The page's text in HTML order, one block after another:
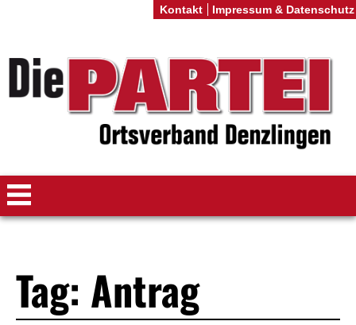
Tag: Antrag
Kontakt Impressum & Datenschutz